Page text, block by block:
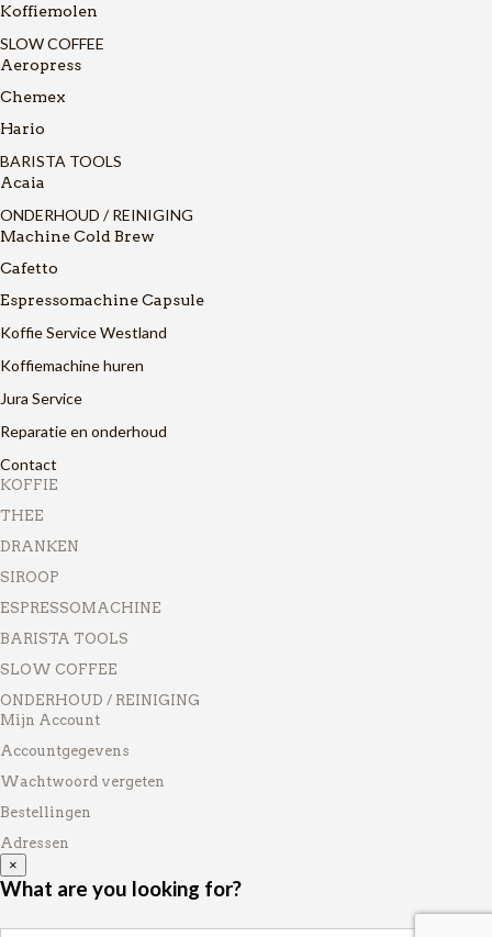
Koffiemolen
SLOW COFFEE
Aeropress
Chemex
Hario
BARISTA TOOLS
Acaia
ONDERHOUD / REINIGING
Machine Cold Brew
Cafetto
Espressomachine Capsule
Koffie Service Westland
Koffiemachine huren
Jura Service
Reparatie en onderhoud
Contact
KOFFIE
THEE
DRANKEN
SIROOP
ESPRESSOMACHINE
BARISTA TOOLS
SLOW COFFEE
ONDERHOUD / REINIGING
Mijn Account
Accountgegevens
Wachtwoord vergeten
Bestellingen
Adressen
×
What are you looking for?